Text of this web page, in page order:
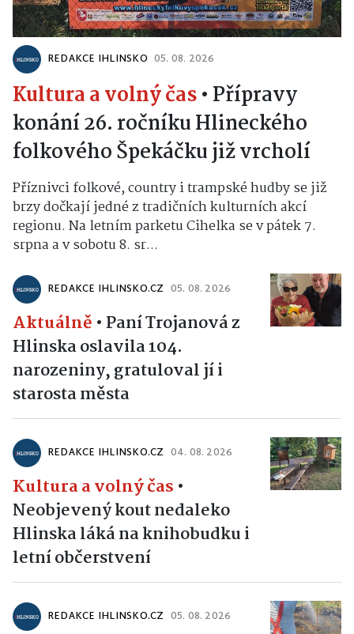
REDAKCE IHLINSKO 05. 08. 2026
Kultura a volný čas• Přípravy
konání 26. ročníku Hlineckého
folkového Špekáčku již vrcholí
Příznivci folkové, country i trampské hudby se již
brzy dočkají jedné z tradičních kulturních akcí
regionu. Na letním parketu Cihelka se v pátek 7.
srpna a v sobotu 8. sr...
REDAKCE IHLINSKO.CZ 05. 08. 2026
Aktuálně • Paní Trojanová z
Hlinska oslavila 104.
narozeniny, gratuloval jí i
starosta města
REDAKCE IHLINSKO.CZ 04. 08. 2026
Kultura a volný čas •
Neobjevený kout nedaleko
Hlinska láká na knihobudku i
letní občerstvení
REDAKCE IHLINSKO.CZ 05. 08. 2026